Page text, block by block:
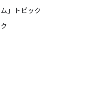
」トピック